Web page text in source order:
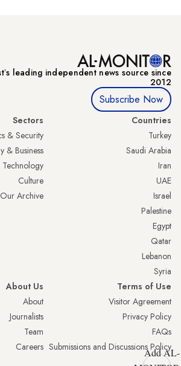
leading independent news source since
2012
Subscribe Now
Countries
Turkey
Saudi Arabia
Iran
UAE
Israel
Palestine
Egypt
Qatar
Lebanon
Syria
Sectors
& Security
& Business
Technology
Culture
Our Archive
Terms of Use
Visitor Agreement
Privacy Policy
FAQs
Submissions and Discussions Policy
About Us
About
Journalists
Team
Careers
Add AL-